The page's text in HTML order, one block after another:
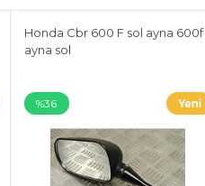
Honda Cbr 600 F sol ayna 600f
ayna sol
%36